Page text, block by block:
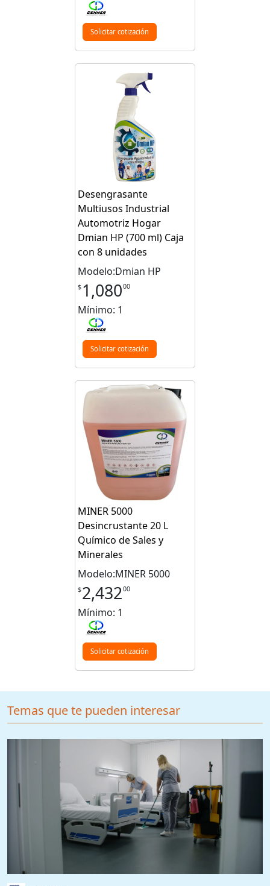
Solicitar cotización
Desengrasante
Multiusos Industrial
Automotriz Hogar
Dmian HP (700 ml) Caja
con 8 unidades
Modelo:Dmian HP
$ 1,08000
Mínimo: 1
Solicitar cotización
MINER 5000
Desincrustante 20 L
Químico de Sales y
Minerales
Modelo:MINER 5000
$2,43200
Mínimo: 1
Solicitar cotización
Temas que te pueden interesar